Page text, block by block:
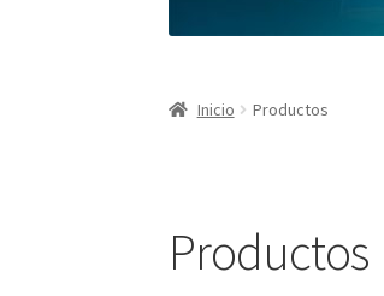
Inicio Productos
Productos